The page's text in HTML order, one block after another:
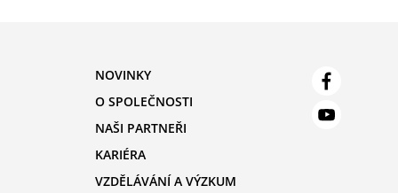
NOVINKY
O SPOLEČNOSTI
NAŠI PARTNEŘI
KARIÉRA
VZDĚLÁVÁNÍ A VÝZKUM